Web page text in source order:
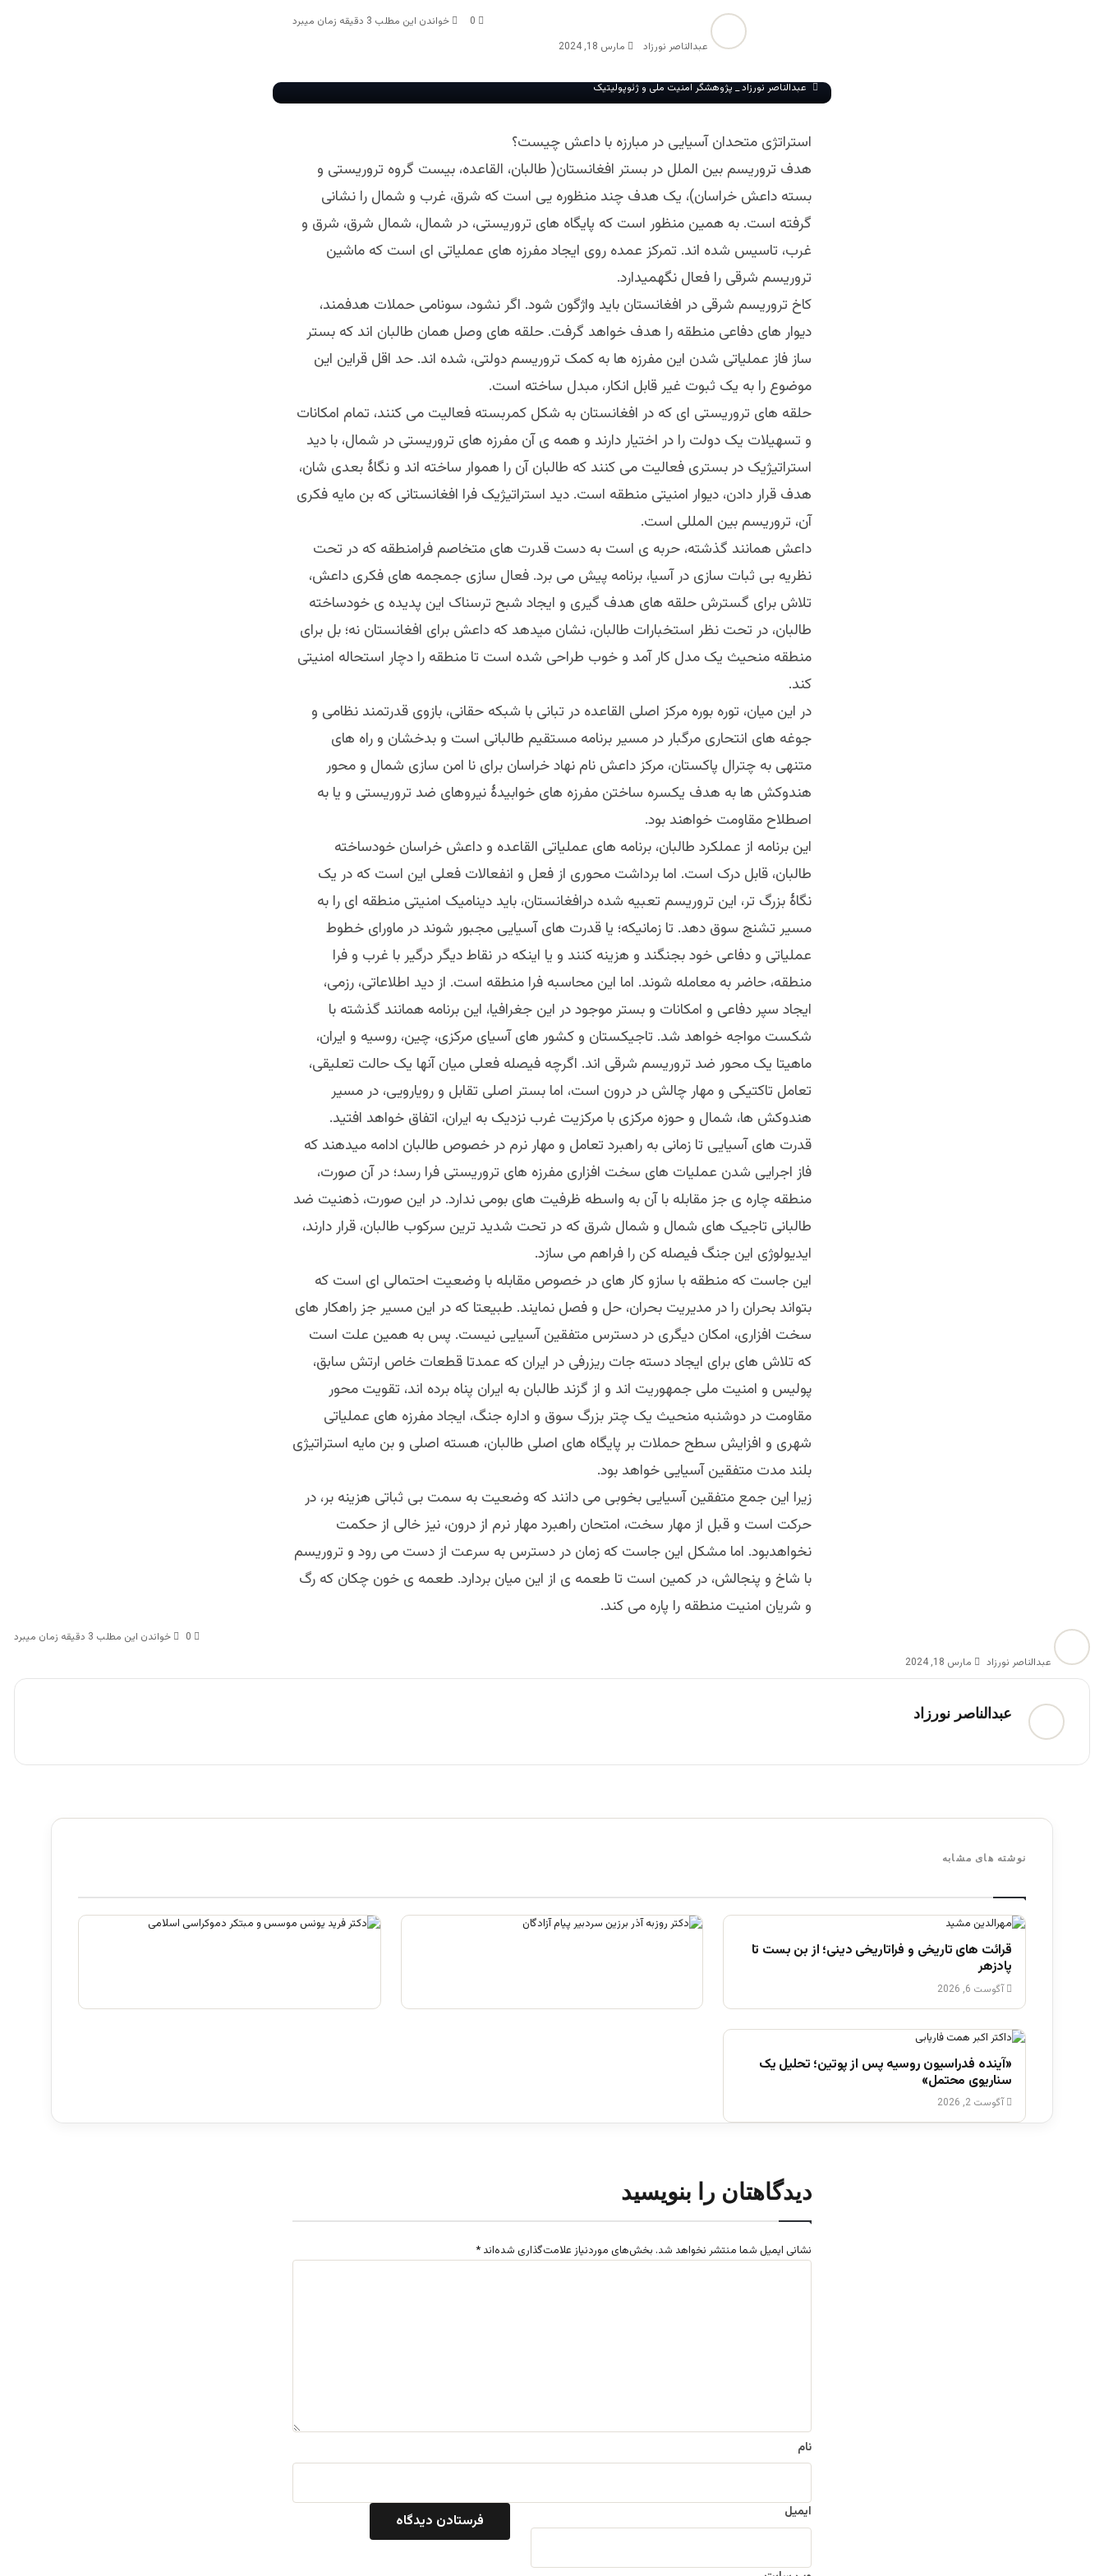
عبدالناصر نورزاد مارس 18, 2024
0 خواندن این مطلب 3 دقیقه زمان میبرد
عبدالناصر نورزاد _ پژوهشگر امنیت ملی و ژئوپولیتیک
استراتژی متحدان آسیایی در مبارزه با داعش چیست؟
هدف تروریسم بین الملل در بستر افغانستان( طالبان، القاعده، بیست گروه تروریستی و
بسته داعش خراسان)، یک هدف چند منظوره یی است که شرق، غرب و شمال را نشانی
گرفته است. به همین منظور است که پایگاه های تروریستی، در شمال، شمال شرق، شرق و
غرب، تاسیس شده اند. تمرکز عمده روی ایجاد مفرزه های عملیاتی ای است که ماشین
تروریسم شرقی را فعال نگهمیدارد.
کاخ تروریسم شرقی در افغانستان باید واژگون شود. اگر نشود، سونامی حملات هدفمند،
دیوار های دفاعی منطقه را هدف خواهد گرفت. حلقه های وصل همان طالبان اند که بستر
ساز فاز عملیاتی شدن این مفرزه ها به کمک تروریسم دولتی، شده اند. حد اقل قراین این
موضوع را به یک ثبوت غیر قابل انکار، مبدل ساخته است.
حلقه های تروریستی ای که در افغانستان به شکل کمربسته فعالیت می کنند، تمام امکانات
و تسهیلات یک دولت را در اختیار دارند و همه ی آن مفرزه های تروریستی در شمال، با دید
استراتیژیک در بستری فعالیت می کنند که طالبان آن را هموار ساخته اند و نگاۀ بعدی شان،
هدف قرار دادن، دیوار امنیتی منطقه است. دید استراتیژیک فرا افغانستانی که بن مایه فکری
آن، تروریسم بین المللی است.
داعش همانند گذشته، حربه ی است به دست قدرت های متخاصم فرامنطقه که در تحت
نظریه بی ثبات سازی در آسیا، برنامه پیش می برد. فعال سازی جمجمه های فکری داعش،
تلاش برای گسترش حلقه های هدف گیری و ایجاد شبح ترسناک این پدیده ی خودساخته
طالبان، در تحت نظر استخبارات طالبان، نشان میدهد که داعش برای افغانستان نه؛ بل برای
منطقه منحیث یک مدل کار آمد و خوب طراحی شده است تا منطقه را دچار استحاله امنیتی
کند.
در این میان، توره بوره مرکز اصلی القاعده در تبانی با شبکه حقانی، بازوی قدرتمند نظامی و
جوغه های انتحاری مرگبار در مسیر برنامه مستقیم طالبانی است و بدخشان و راه های
متنهی به چترال پاکستان، مرکز داعش نام نهاد خراسان برای نا امن سازی شمال و محور
هندوکش ها به هدف یکسره ساختن مفرزه های خوابیدۀ نیروهای ضد تروریستی و یا به
اصطلاح مقاومت خواهند بود.
این برنامه از عملکرد طالبان، برنامه های عملیاتی القاعده و داعش خراسان خودساخته
طالبان، قابل درک است. اما برداشت محوری از فعل و انفعالات فعلی این است که در یک
نگاۀ بزرگ تر، این تروریسم تعبیه شده درافغانستان، باید دینامیک امنیتی منطقه ای را به
مسیر تشنج سوق دهد. تا زمانیکه؛ یا قدرت های آسیایی مجبور شوند در ماورای خطوط
عملیاتی و دفاعی خود بجنگند و هزینه کنند و یا اینکه در نقاط دیگر درگیر با غرب و فرا
منطقه، حاضر به معامله شوند. اما این محاسبه فرا منطقه است. از دید اطلاعاتی، رزمی،
ایجاد سپر دفاعی و امکانات و بستر موجود در این جغرافیا، این برنامه همانند گذشته با
شکست مواجه خواهد شد. تاجیکستان و کشور های آسیای مرکزی، چین، روسیه و ایران،
ماهیتا یک محور ضد تروریسم شرقی اند. اگرچه فیصله فعلی میان آنها یک حالت تعلیقی،
تعامل تاکتیکی و مهار چالش در درون است، اما بستر اصلی تقابل و رویارویی، در مسیر
هندوکش ها، شمال و حوزه مرکزی با مرکزیت غرب نزدیک به ایران، اتفاق خواهد افتید.
قدرت های آسیایی تا زمانی به راهبرد تعامل و مهار نرم در خصوص طالبان ادامه میدهند که
فاز اجرایی شدن عملیات های سخت افزاری مفرزه های تروریستی فرا رسد؛ در آن صورت،
منطقه چاره ی جز مقابله با آن به واسطه ظرفیت های بومی ندارد. در این صورت، ذهنیت ضد
طالبانی تاجیک های شمال و شمال شرق که در تحت شدید ترین سرکوب طالبان، قرار دارند،
ایدیولوژی این جنگ فیصله کن را فراهم می سازد.
این جاست که منطقه با سازو کار های در خصوص مقابله با وضعیت احتمالی ای است که
بتواند بحران را در مدیریت بحران، حل و فصل نمایند. طبیعتا که در این مسیر جز راهکار های
سخت افزاری، امکان دیگری در دسترس متفقین آسیایی نیست. پس به همین علت است
که تلاش های برای ایجاد دسته جات ریزرفی در ایران که عمدتا قطعات خاص ارتش سابق،
پولیس و امنیت ملی جمهوریت اند و از گزند طالبان به ایران پناه برده اند، تقویت محور
مقاومت در دوشنبه منحیث یک چتر بزرگ سوق و اداره جنگ، ایجاد مفرزه های عملیاتی
شهری و افزایش سطح حملات بر پایگاه های اصلی طالبان، هسته اصلی و بن مایه استراتیژی
بلند مدت متفقین آسیایی خواهد بود.
زیرا این جمع متفقین آسیایی بخوبی می دانند که وضعیت به سمت بی ثباتی هزینه بر، در
حرکت است و قبل از مهار سخت، امتحان راهبرد مهار نرم از درون، نیز خالی از حکمت
نخواهدبود. اما مشکل این جاست که زمان در دسترس به سرعت از دست می رود و تروریسم
با شاخ و پنجالش، در کمین است تا طعمه ی از این میان بردارد. طعمه ی خون چکان که رگ
و شریان امنیت منطقه را پاره می کند.
عبدالناصر نورزاد مارس 18, 2024
0 خواندن این مطلب 3 دقیقه زمان میبرد
عبدالناصر نورزاد
نوشته های مشابه
قرائت های تاریخی و فراتاریخی دینی؛ از بن بست تا
پادزهر
آگوست 6, 2026
«آینده فدراسیون روسیه پس از پوتین؛ تحلیل یک
سناریوی محتمل»
آگوست 2, 2026
دیدگاهتان را بنویسید
نشانی ایمیل شما منتشر نخواهد شد. بخش‌های موردنیاز علامت‌گذاری شده‌اند *
نام
ایمیل